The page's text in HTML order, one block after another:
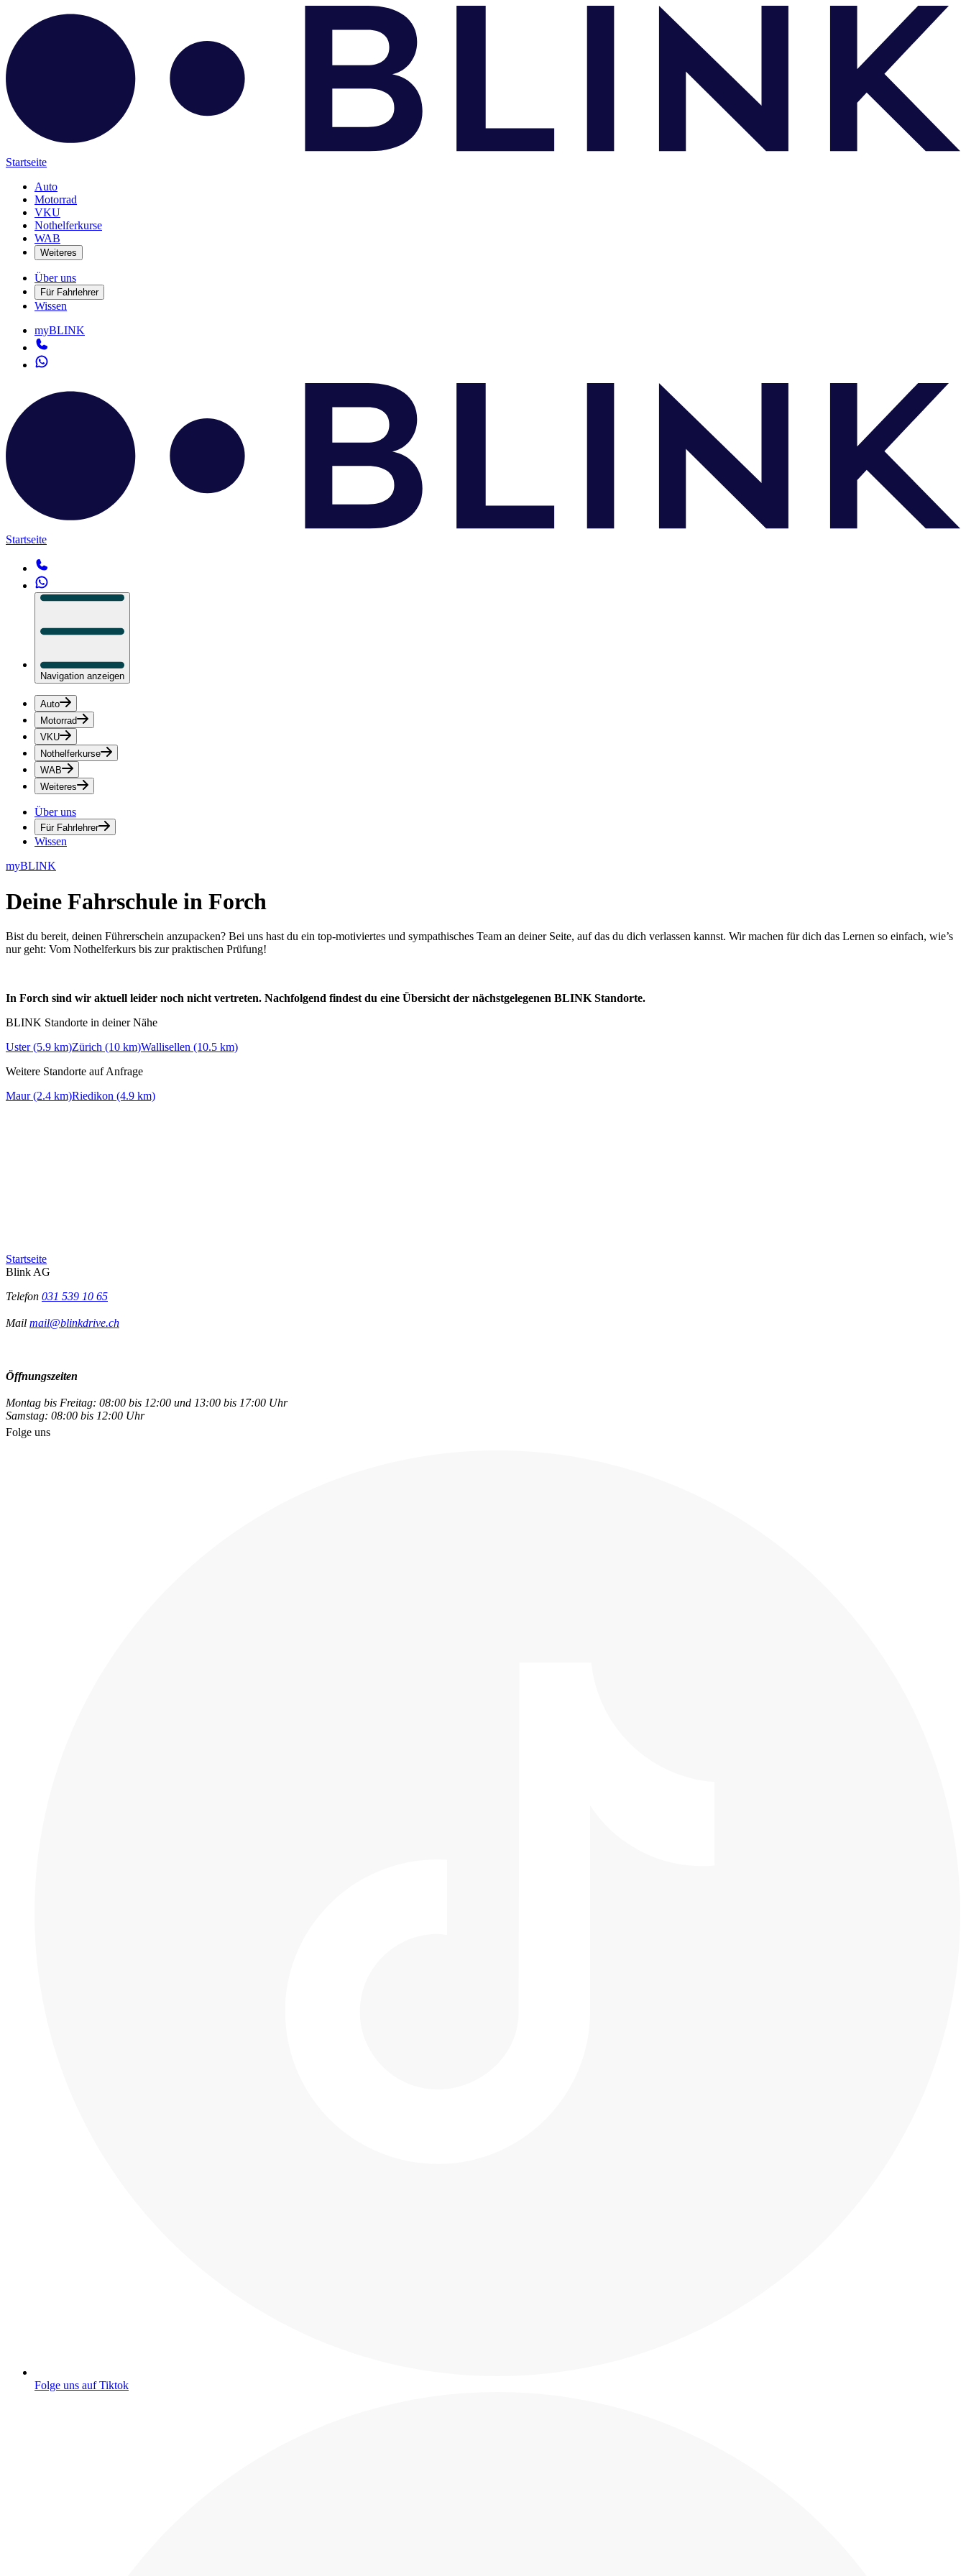
Startseite
Auto
Motorrad
VKU
Nothelferkurse
WAB
Weiteres
Über uns
Für Fahrlehrer
Wissen
myBLINK
Startseite
Navigation anzeigen
Auto
Motorrad
VKU
Nothelferkurse
WAB
Weiteres
Über uns
Für Fahrlehrer
Wissen
myBLINK
Deine Fahrschule in Forch
Bist du bereit, deinen Führerschein anzupacken? Bei uns hast du ein top-motiviertes und sympathisches Team an deiner Seite, auf das du dich verlassen kannst. Wir machen für dich das Lernen so einfach, wie’s
nur geht: Vom Nothelferkurs bis zur praktischen Prüfung!
In Forch sind wir aktuell leider noch nicht vertreten. Nachfolgend findest du eine Übersicht der nächstgelegenen BLINK Standorte.
BLINK Standorte in deiner Nähe
Uster (5.9 km)Zürich (10 km)Wallisellen (10.5 km)
Weitere Standorte auf Anfrage
Maur (2.4 km)Riedikon (4.9 km)
Startseite
Blink AG
Telefon 031 539 10 65
Mail mail@blinkdrive.ch
Öffnungszeiten
Montag bis Freitag: 08:00 bis 12:00 und 13:00 bis 17:00 Uhr
Samstag: 08:00 bis 12:00 Uhr
Folge uns
Folge uns auf Tiktok